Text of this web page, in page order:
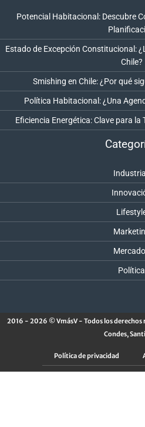
Potencial Habitacional: Descubre
Estado de Excepción Constitucional:
Chile?
Smishing en Chile: ¿Por qué
Política Habitacional: ¿Una
Eficiencia Energética: Clave para
Política
2016 - 2026 © VmásV - Todos los derechos
Condes,
Política de privacidad